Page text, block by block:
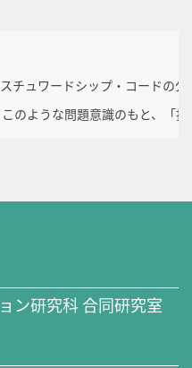
チュワードシップ・コードの
のような問題意識のもと、「
ン研究科 合同研究室